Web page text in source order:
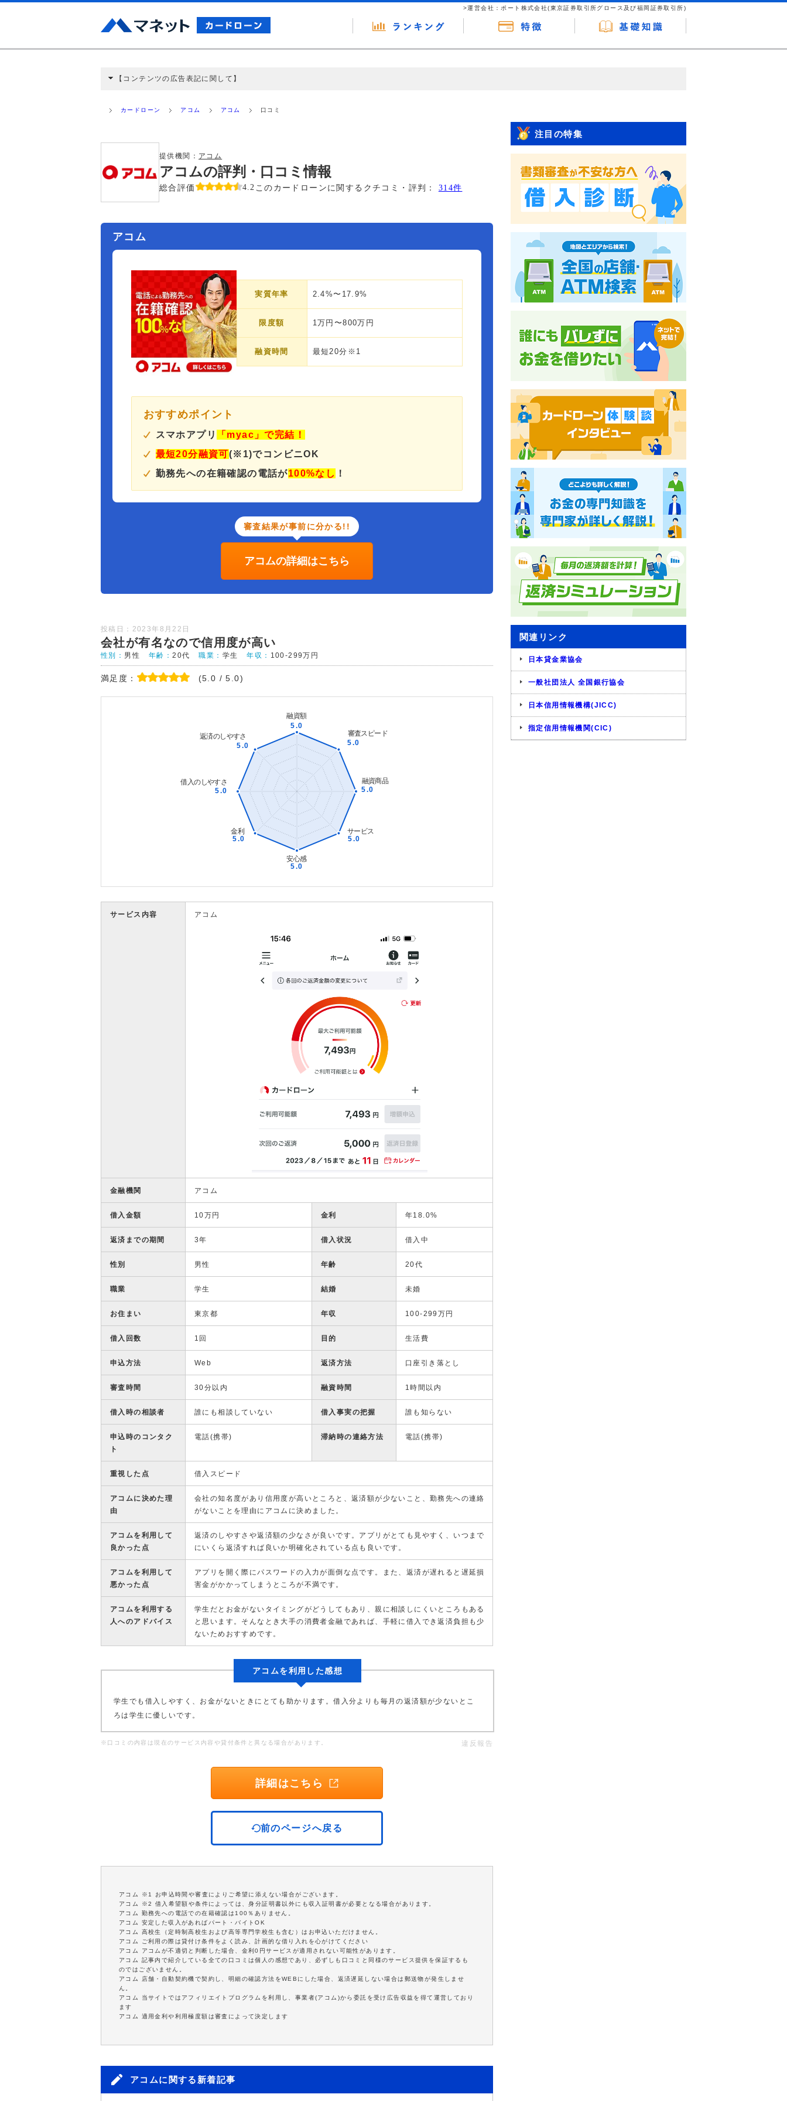
>運営会社：ポート株式会社(東京証券取引所グロース及び福岡証券取引所)
【コンテンツの広告表記に関して】
ミ収集などに基づき、公平性を担保した情報提供を行っています。
カードローン アコム アコム 口コミ
提供機関： アコム
アコムの評判・口コミ情報
総合評価 4.2 このカードローンに関するクチコミ・評判： 314件
アコム
実質年率 2.4%〜17.9%
限度額 1万円〜800万円
融資時間 最短20分※1
おすすめポイント
スマホアプリ
「myac」で完結！
最短20分融資可(※1)でコンビニOK
勤務先への在籍確認の電話が100%なし ！
審査結果が事前に分かる!!
アコムの詳細はこちら
投稿日：2023年8月22日
会社が有名なので信用度が高い
性別： 男性 年齢：20代 職業： 学生 年収： 100-299万円
満足度： (5.0 / 5.0)
サービス内容 アコム
金融機関 アコム
借入金額 10万円 金利 年18.0%
返済までの期間 3年 借入状況 借入中
性別 男性 年齢 20代
職業 学生 結婚 未婚
お住まい 東京都 年収 100-299万円
借入回数 1回 目的 生活費
申込方法 Web 返済方法 口座引き落とし
審査時間 30分以内 融資時間 1時間以内
借入時の相談者 誰にも相談していない 借入事実の把握 誰も知らない
申込時のコンタク
ト
電話(携帯) 滞納時の連絡方法 電話(携帯)
重視した点 借入スピード
アコムに決めた理
由
会社の知名度があり信用度が高いところと、返済額が少ないこと、勤務先への連絡
がないことを理由にアコムに決めました。
アコムを利用して
良かった点
返済のしやすさや返済額の少なさが良いです。アプリがとても見やすく、いつまで
にいくら返済すれば良いか明確化されている点も良いです。
アコムを利用して
悪かった点
アプリを開く際にパスワードの入力が面倒な点です。また、返済が遅れると遅延損
害金がかかってしまうところが不満です。
アコムを利用する
人へのアドバイス
学生だとお金がないタイミングがどうしてもあり、親に相談しにくいところもある
と思います。そんなとき大手の消費者金融であれば、手軽に借入でき返済負担も少
ないためおすすめです。
アコムを利用した感想
学生でも借入しやすく、お金がないときにとても助かります。借入分よりも毎月の返済額が少ないとこ
ろは学生に優しいです。
※口コミの内容は現在のサービス内容や貸付条件と異なる場合があります。 違反報告
詳細はこちら
前のページへ戻る
アコム ※1 お申込時間や審査によりご希望に添えない場合がございます。
アコム ※2 借入希望額や条件によっては、身分証明書以外にも収入証明書が必要となる場合があります。
アコム 勤務先への電話での在籍確認は100％ありません。
アコム 安定した収入があればパート・バイトOK
アコム 高校生（定時制高校生および高等専門学校生も含む）はお申込いただけません。
アコム ご利用の際は貸付け条件をよく読み、計画的な借り入れを心がけてください
アコム アコムが不適切と判断した場合、金利0円サービスが適用されない可能性があります。
アコム 記事内で紹介している全ての口コミは個人の感想であり、必ずしも口コミと同様のサービス提供を保証するも
のではございません。
アコム 店舗・自動契約機で契約し、明細の確認方法をWEBにした場合、返済遅延しない場合は郵送物が発生しませ
ん。
アコム 当サイトではアフィリエイトプログラムを利用し、事業者(アコム)から委託を受け広告収益を得て運営しており
ます
アコム 適用金利や利用極度額は審査によって決定します
アコムに関する新着記事
注目の特集
関連リンク
日本貸金業協会
一般社団法人 全国銀行協会
日本信用情報機構(JICC)
指定信用情報機関(CIC)